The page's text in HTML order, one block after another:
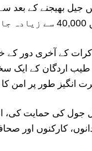
کو 1999 میں جیل
مذاکرات کے آخری دور
اردگان کے ایک
انگیز طور پر امن کا
جول کی حمایت کی،
کارکنوں اور